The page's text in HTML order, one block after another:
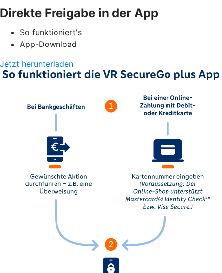
Direkte Freigabe in der App
So funktioniert's
App-Download
Jetzt herunterladen